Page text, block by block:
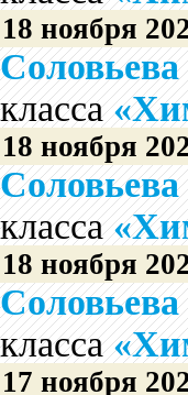
18 ноября
класса
18 ноября
класса
18 ноября
класса
17 ноября